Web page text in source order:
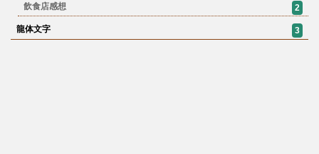
飲食店感想 2
龍体文字 3